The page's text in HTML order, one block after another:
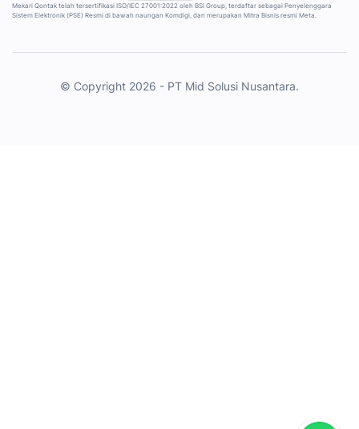
Mekari Qontak telah tersertifikasi ISO/IEC 27001:2022 oleh BSI Group, terdaftar sebagai Penyelenggara
Sistem Elektronik (PSE) Resmi di bawah naungan Komdigi, dan merupakan Mitra Bisnis resmi Meta.
© Copyright 2026 - PT Mid Solusi Nusantara.